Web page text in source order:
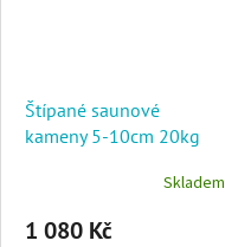
Štípané saunové
kameny 5-10cm 20kg
Skladem
1 080 Kč